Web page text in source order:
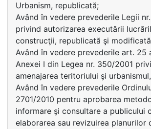
Urbanism, republicată;
Având în vedere prevederile Legii
privind autorizarea executării
construcţii, republicată şi
Având în vedere prevederile art. 25
Anexei I din Legea nr. 350/2001
amenajarea teritoriului şi
Având în vedere prevederile
2701/2010 pentru aprobarea
informare şi consultare a publicului
elaborarea sau revizuirea planurilor